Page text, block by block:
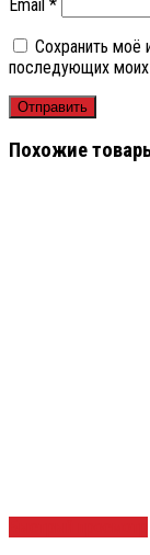
Email *
Сохранить моё
последующих
Похожие